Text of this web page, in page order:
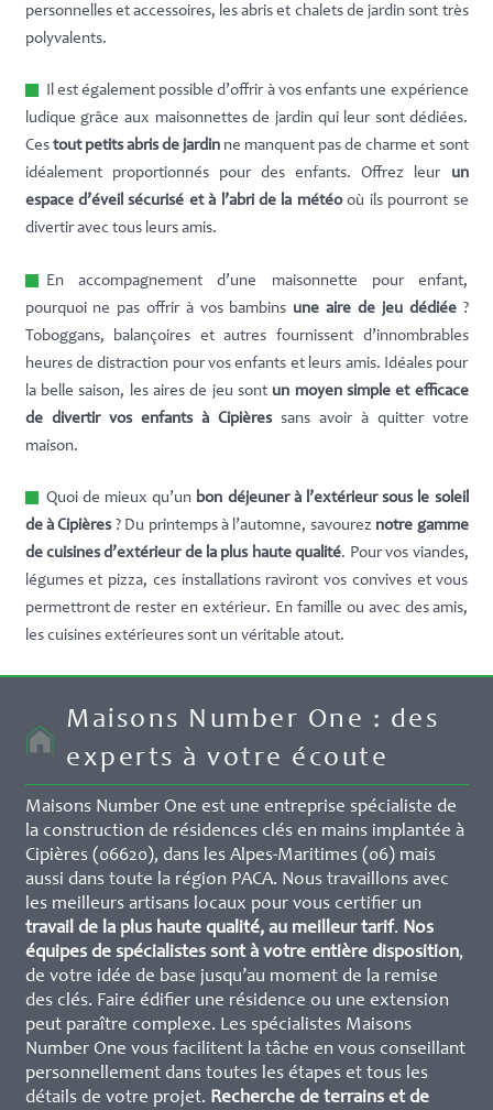
personnelles et accessoires, les abris et chalets de jardin sont très
polyvalents.
Il est également possible d’offrir à vos enfants une expérience
ludique grâce aux maisonnettes de jardin qui leur sont dédiées.
Cestout petits abris de jardinne manquent pas de charme et sont
idéalement proportionnés pour des enfants. Offrez leur un
espace d’éveil sécurisé et à l’abri de la météooù ils pourront se
divertir avec tous leurs amis.
En accompagnement d’une maisonnette pour enfant,
pourquoi ne pas offrir à vos bambins une aire de jeu dédiée?
Toboggans, balançoires et autres fournissent d’innombrables
heures de distraction pour vos enfants et leurs amis. Idéales pour
la belle saison, les aires de jeu sontun moyen simple et efficace
de divertir vos enfants à Cipièressans avoir à quitter votre
maison.
Quoi de mieux qu’un bon déjeuner à l’extérieur sous le soleil
de à Cipières? Du printemps à l’automne, savourez notre gamme
de cuisines d’extérieur de la plus haute qualité. Pour vos viandes,
légumes et pizza, ces installations raviront vos convives et vous
permettront de rester en extérieur. En famille ou avec des amis,
les cuisines extérieures sont un véritable atout.
Maisons Number One : des
experts à votre écoute
Maisons Number One est une entreprise spécialiste de
la construction de résidences clés en mains implantée à
Cipières (06620), dans les Alpes-Maritimes (06) mais
aussi dans toute la région PACA. Nous travaillons avec
les meilleurs artisans locaux pour vous certifier un
travail de la plus haute qualité, au meilleur tarif. Nos
équipes de spécialistes sont à votre entière disposition,
de votre idée de base jusqu’au moment de la remise
des clés. Faire édifier une résidence ou une extension
peut paraître complexe. Les spécialistes Maisons
Number One vous facilitent la tâche en vous conseillant
personnellement dans toutes les étapes et tous les
détails de votre projet. Recherche de terrains et de